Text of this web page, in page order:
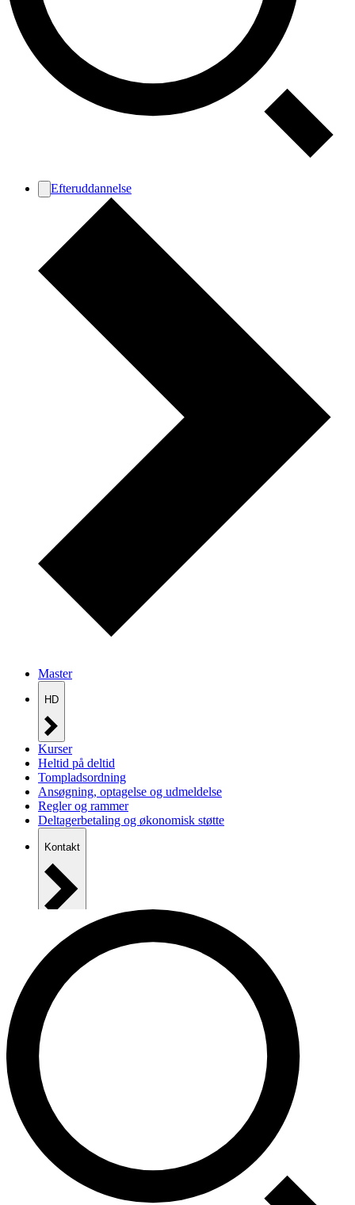
Efteruddannelse
Master
HD
Kurser
Heltid på deltid
Tompladsordning
Ansøgning, optagelse og udmeldelse
Regler og rammer
Deltagerbetaling og økonomisk støtte
Kontakt